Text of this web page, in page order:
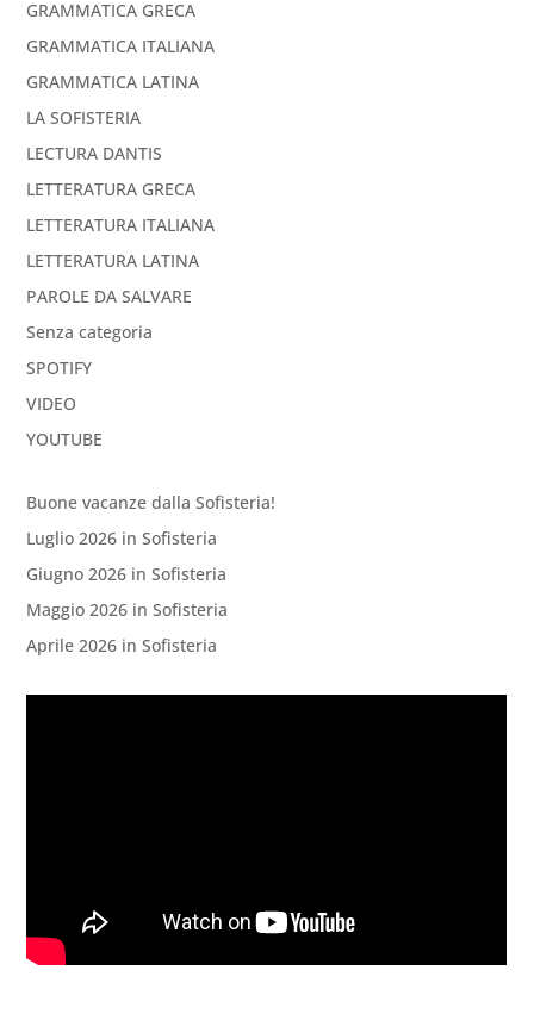
GRAMMATICA GRECA
GRAMMATICA ITALIANA
GRAMMATICA LATINA
LA SOFISTERIA
LECTURA DANTIS
LETTERATURA GRECA
LETTERATURA ITALIANA
LETTERATURA LATINA
PAROLE DA SALVARE
Senza categoria
SPOTIFY
VIDEO
YOUTUBE
Buone vacanze dalla Sofisteria!
Luglio 2026 in Sofisteria
Giugno 2026 in Sofisteria
Maggio 2026 in Sofisteria
Aprile 2026 in Sofisteria